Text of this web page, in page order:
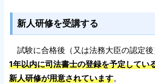
新人研修を受講する
試験に合格後（又は法務大臣の認定後
1年以内に司法書士の登録を予定してい
新人研修が用意されています。